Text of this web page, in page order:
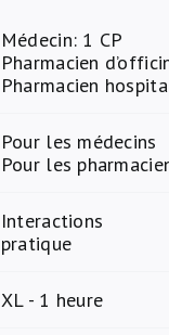
Médecin: 1 CP
Pharmacien
Pharmacien
Pour les médecins
Pour les
Interactions
pratique
XL - 1 heure